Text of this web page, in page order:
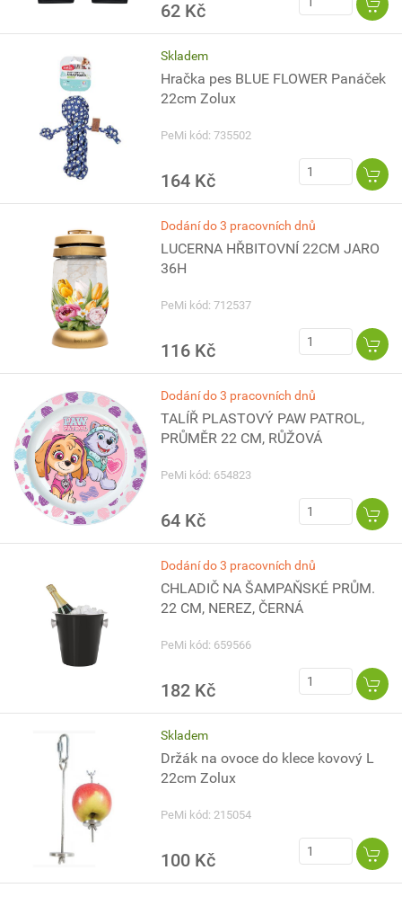
62 Kč
Skladem
Hračka pes BLUE FLOWER Panáček
22cm Zolux
PeMi kód: 735502
164 Kč
Dodání do 3 pracovních dnů
LUCERNA HŘBITOVNÍ 22CM JARO
36H
PeMi kód: 712537
116 Kč
Dodání do 3 pracovních dnů
TALÍŘ PLASTOVÝ PAW PATROL,
PRŮMĚR 22 CM, RŮŽOVÁ
PeMi kód: 654823
64 Kč
Dodání do 3 pracovních dnů
CHLADIČ NA ŠAMPAŇSKÉ PRŮM.
22 CM, NEREZ, ČERNÁ
PeMi kód: 659566
182 Kč
Skladem
Držák na ovoce do klece kovový L
22cm Zolux
PeMi kód: 215054
100 Kč